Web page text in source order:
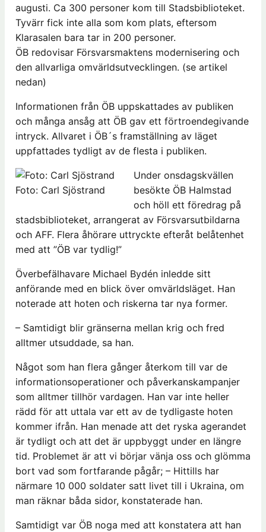
augusti. Ca 300 personer kom till Stadsbiblioteket.
Tyvärr fick inte alla som kom plats, eftersom
Klarasalen bara tar in 200 personer.
ÖB redovisar Försvarsmaktens modernisering och
den allvarliga omvärldsutvecklingen. (se artikel
nedan)
Informationen från ÖB uppskattades av publiken
och många ansåg att ÖB gav ett förtroendegivande
intryck. Allvaret i ÖB´s framställning av läget
uppfattades tydligt av de flesta i publiken.
Foto: Carl Sjöstrand
Under onsdagskvällen
besökte ÖB Halmstad
och höll ett föredrag på
stadsbiblioteket, arrangerat av Försvarsutbildarna
och AFF. Flera åhörare uttryckte efteråt belåtenhet
med att ”ÖB var tydlig!”
Överbefälhavare Michael Bydén inledde sitt
anförande med en blick över omvärldsläget. Han
noterade att hoten och riskerna tar nya former.
– Samtidigt blir gränserna mellan krig och fred
alltmer utsuddade, sa han.
Något som han flera gånger återkom till var de
informationsoperationer och påverkanskampanjer
som alltmer tillhör vardagen. Han var inte heller
rädd för att uttala var ett av de tydligaste hoten
kommer ifrån. Han menade att det ryska agerandet
är tydligt och att det är uppbyggt under en längre
tid. Problemet är att vi börjar vänja oss och glömma
bort vad som fortfarande pågår; – Hittills har
närmare 10 000 soldater satt livet till i Ukraina, om
man räknar båda sidor, konstaterade han.
Samtidigt var ÖB noga med att konstatera att han